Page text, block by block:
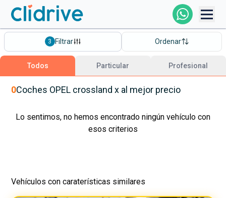
Comprar Coche
Todos Los Coches
Profesional
Particular
Clidrive
3 Filtrar Ordenar
Todos Particular Profesional
0Coches OPEL crossland x al mejor precio
Lo sentimos, no hemos encontrado ningún vehículo con
esos criterios
Vehículos con caraterísticas similares